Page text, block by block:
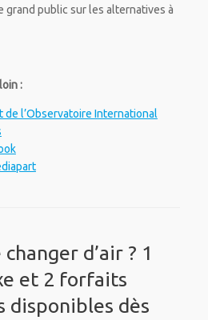
grand public sur les alternatives à
:
de l’Observatoire International
d’air ? 1
et 2 forfaits
disponibles dès